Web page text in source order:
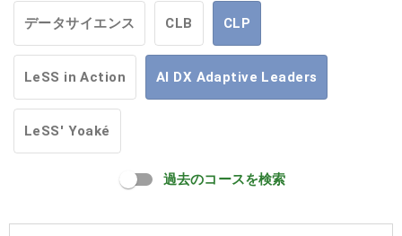
データサイエンス CLB CLP
LeSS in Action AI DX Adaptive Leaders
LeSS' Yoaké
過去のコースを検索